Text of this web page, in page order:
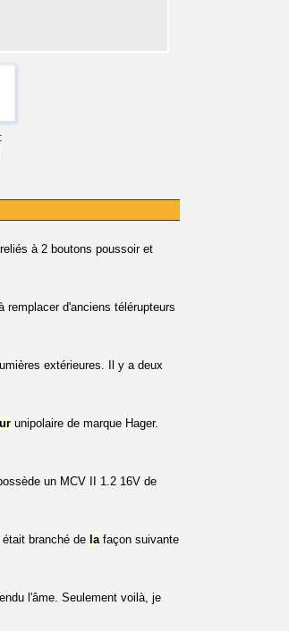
à 2 boutons poussoir et
remplacer d'anciens télérupteurs
extérieures. Il y a deux
unipolaire de marque Hager.
un MCV II 1.2 16V de
branché de lafaçon suivante
l'âme. Seulement voilà, je